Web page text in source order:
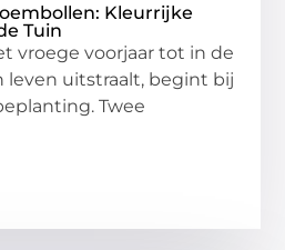
Kleurrijke
Tuin
vroege voorjaar tot in de
leven uitstraalt, begint bij
Twee